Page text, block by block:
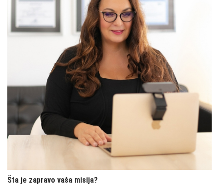
Šta je zapravo vaša misija?